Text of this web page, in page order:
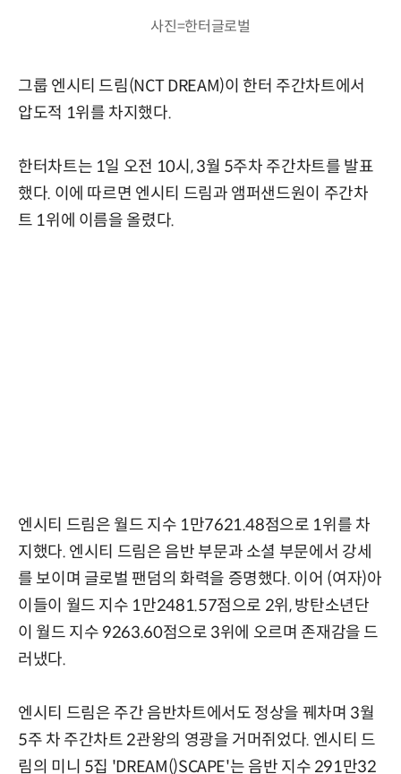
사진=한터글로벌
그룹 엔시티 드림(NCT DREAM)이 한터 주간차트에서
압도적 1위를 차지했다.
한터차트는 1일 오전 10시, 3월 5주차 주간차트를 발표
했다. 이에 따르면 엔시티 드림과 앰퍼샌드원이 주간차
트 1위에 이름을 올렸다.
엔시티 드림은 월드 지수 1만7621.48점으로 1위를 차
지했다. 엔시티 드림은 음반 부문과 소셜 부문에서 강세
를 보이며 글로벌 팬덤의 화력을 증명했다. 이어 (여자)아
이들이 월드 지수 1만2481.57점으로 2위, 방탄소년단
이 월드 지수 9263.60점으로 3위에 오르며 존재감을 드
러냈다.
엔시티 드림은 주간 음반차트에서도 정상을 꿰차며 3월
5주 차 주간차트 2관왕의 영광을 거머쥐었다. 엔시티 드
림의 미니 5집 'DREAM()SCAPE'는 음반 지수 291만32